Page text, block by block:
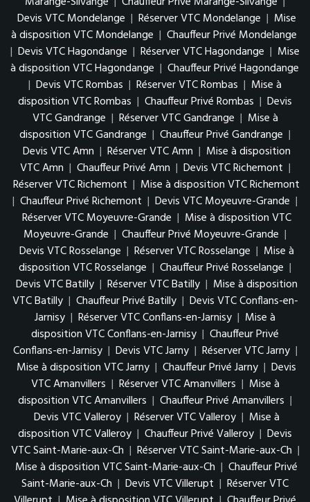
Devis VTC Mondelange | Réserver VTC Mondelange | Mise
à disposition VTC Mondelange | Chauffeur Privé Mondelange
| Devis VTC Hagondange | Réserver VTC Hagondange | Mise
à disposition VTC Hagondange | Chauffeur Privé Hagondange
| Devis VTC Rombas | Réserver VTC Rombas | Mise à
disposition VTC Rombas | Chauffeur Privé Rombas | Devis
VTC Gandrange | Réserver VTC Gandrange | Mise à
disposition VTC Gandrange | Chauffeur Privé Gandrange |
Devis VTC Amn | Réserver VTC Amn | Mise à disposition
VTC Amn | Chauffeur Privé Amn | Devis VTC Richemont |
Réserver VTC Richemont | Mise à disposition VTC Richemont
| Chauffeur Privé Richemont | Devis VTC Moyeuvre-Grande |
Réserver VTC Moyeuvre-Grande | Mise à disposition VTC
Moyeuvre-Grande | Chauffeur Privé Moyeuvre-Grande |
Devis VTC Rosselange | Réserver VTC Rosselange | Mise à
disposition VTC Rosselange | Chauffeur Privé Rosselange |
Devis VTC Batilly | Réserver VTC Batilly | Mise à disposition
VTC Batilly | Chauffeur Privé Batilly | Devis VTC Conflans-en-
Jarnisy | Réserver VTC Conflans-en-Jarnisy | Mise à
disposition VTC Conflans-en-Jarnisy | Chauffeur Privé
Conflans-en-Jarnisy | Devis VTC Jarny | Réserver VTC Jarny |
Mise à disposition VTC Jarny | Chauffeur Privé Jarny | Devis
VTC Amanvillers | Réserver VTC Amanvillers | Mise à
disposition VTC Amanvillers | Chauffeur Privé Amanvillers |
Devis VTC Valleroy | Réserver VTC Valleroy | Mise à
disposition VTC Valleroy | Chauffeur Privé Valleroy | Devis
VTC Saint-Marie-aux-Ch | Réserver VTC Saint-Marie-aux-Ch |
Mise à disposition VTC Saint-Marie-aux-Ch | Chauffeur Privé
Saint-Marie-aux-Ch | Devis VTC Villerupt | Réserver VTC